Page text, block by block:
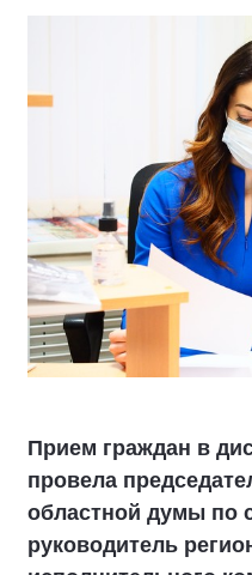
Прием граждан в
провела
областной думы по
руководитель